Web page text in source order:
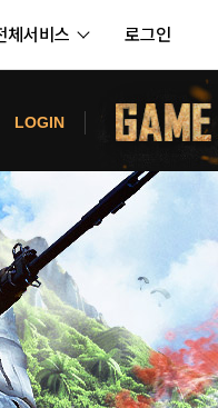
체서비스 로그인
LOGIN